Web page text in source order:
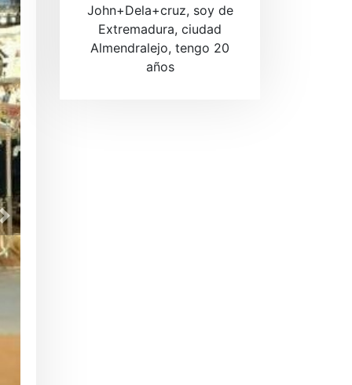
John+Dela+cruz, soy de
Extremadura, ciudad
Almendralejo, tengo 20
años